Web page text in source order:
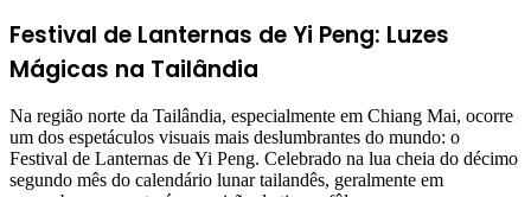
Festival de Lanternas de Yi Peng: Luzes
Mágicas na Tailândia
Na região norte da Tailândia, especialmente em Chiang Mai, ocorre
um dos espetáculos visuais mais deslumbrantes do mundo: o
Festival de Lanternas de Yi Peng. Celebrado na lua cheia do décimo
segundo mês do calendário lunar tailandês, geralmente em